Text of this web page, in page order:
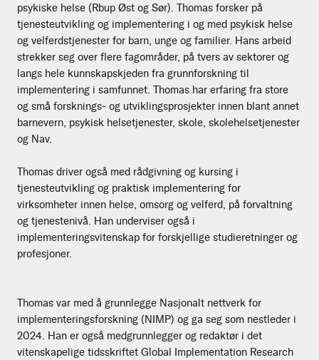
psykiske helse (Rbup Øst og Sør). Thomas forsker på
tjenesteutvikling og implementering i og med psykisk helse
og velferdstjenester for barn, unge og familier. Hans arbeid
strekker seg over flere fagområder, på tvers av sektorer og
langs hele kunnskapskjeden fra grunnforskning til
implementering i samfunnet. Thomas har erfaring fra store
og små forsknings- og utviklingsprosjekter innen blant annet
barnevern, psykisk helsetjenester, skole, skolehelsetjenester
og Nav.
Thomas driver også med rådgivning og kursing i
tjenesteutvikling og praktisk implementering for
virksomheter innen helse, omsorg og velferd, på forvaltning
og tjenestenivå. Han underviser også i
implementeringsvitenskap for forskjellige studieretninger og
profesjoner.
Thomas var med å grunnlegge Nasjonalt nettverk for
implementeringsforskning (NIMP) og ga seg som nestleder i
2024. Han er også medgrunnlegger og redaktør i det
vitenskapelige tidsskriftet Global Implementation Research